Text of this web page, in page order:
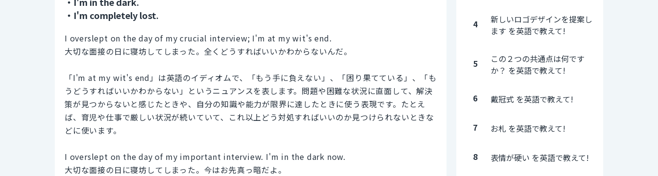
・I'm completely lost.
I overslept on the day of my crucial interview; I'm at my wit's end.
大切な面接の日に寝坊してしまった。全くどうすればいいかわからないんだ。
「I'm at my wit's end」は英語のイディオムで、「もう手に負えない」、「困り果てている」、「も
うどうすればいいかわからない」というニュアンスを表します。問題や困難な状況に直面して、解決
策が見つからないと感じたときや、自分の知識や能力が限界に達したときに使う表現です。たとえ
ば、育児や仕事で厳しい状況が続いていて、これ以上どう対処すればいいのか見つけられないときな
どに使います。
I overslept on the day of my important interview. I'm in the dark now.
大切な面接の日に寝坊してしまった。今はお先真っ暗だよ。
4
新しいロゴデザインを提案し
ます を英語で教えて!
5
この２つの共通点は何です
か？ を英語で教えて!
6 戴冠式 を英語で教えて!
7 お札 を英語で教えて!
8 表情が硬い を英語で教えて!